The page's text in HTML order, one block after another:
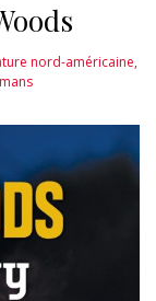
nord-américaine,